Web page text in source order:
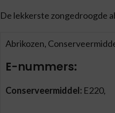
De lekkerste zongedroogde
Abrikozen,
E-nummers:
Conserveermiddel: E220,